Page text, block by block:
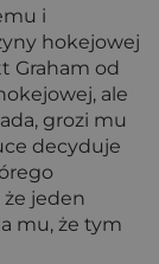
i
hokejowej
Graham od
ale
grozi mu
decyduje
że jeden
mu, że tym